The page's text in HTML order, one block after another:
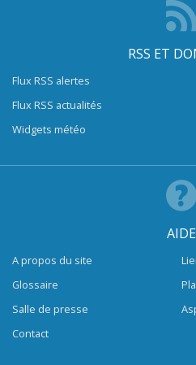
RSS ET
Flux RSS alertes
Flux RSS actualités
Widgets météo
AIDE
A propos du site
Glossaire
Salle de presse
Contact